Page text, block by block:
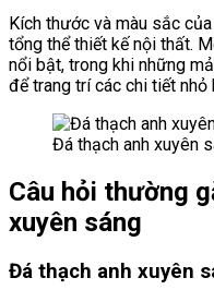
Kích thước và màu sắc
tổng thể thiết kế nội thất.
nổi bật, trong khi những
để trang trí các chi tiết nhỏ
Đá thạch anh xuyên
Câu hỏi thường
xuyên sáng
Đá thạch anh xuyên